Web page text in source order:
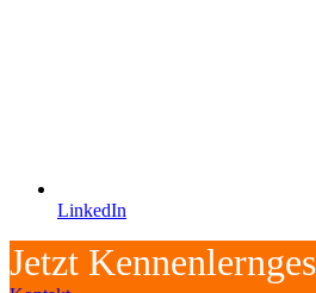
LinkedIn
Jetzt